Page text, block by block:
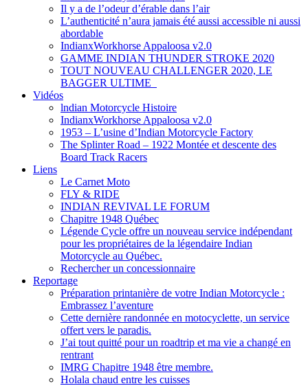
Il y a de l’odeur d’érable dans l’air
L’authenticité n’aura jamais été aussi accessible ni aussi
abordable
IndianxWorkhorse Appaloosa v2.0
GAMME INDIAN THUNDER STROKE 2020
TOUT NOUVEAU CHALLENGER 2020, LE
BAGGER ULTIME
Vidéos
lndian Motorcycle Histoire
IndianxWorkhorse Appaloosa v2.0
1953 – L’usine d’Indian Motorcycle Factory
The Splinter Road – 1922 Montée et descente des
Board Track Racers
Liens
Le Carnet Moto
FLY & RIDE
INDIAN REVIVAL LE FORUM
Chapitre 1948 Québec
Légende Cycle offre un nouveau service indépendant
pour les propriétaires de la légendaire Indian
Motorcycle au Québec.
Rechercher un concessionnaire
Reportage
Préparation printanière de votre Indian Motorcycle :
Embrassez l’aventure
Cette dernière randonnée en motocyclette, un service
offert vers le paradis.
J’ai tout quitté pour un roadtrip et ma vie a changé en
rentrant
IMRG Chapitre 1948 être membre.
Holala chaud entre les cuisses